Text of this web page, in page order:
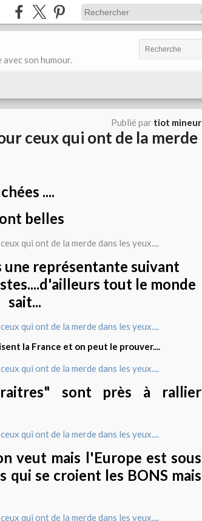
son humour.
Publié par tiot mineur
ceux qui ont de la merde
....
belles
une représentante suivant
tout le monde
sait...
la France et on peut le prouver....
sont près à rallier
veut mais l'Europe est sous
qui se croient les BONS mais